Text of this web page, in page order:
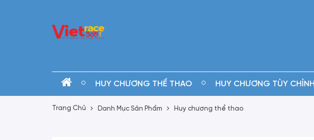
HUY CHƯƠNG THỂ THAO HUY CHƯƠNG TÙY CHỈNH
Trang Chủ Danh Mục Sản Phẩm Huy chương thể thao